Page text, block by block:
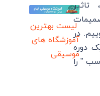
در
دوره
” را
لیست بهترین
آموزشگاه های
موسیقی
آموزش